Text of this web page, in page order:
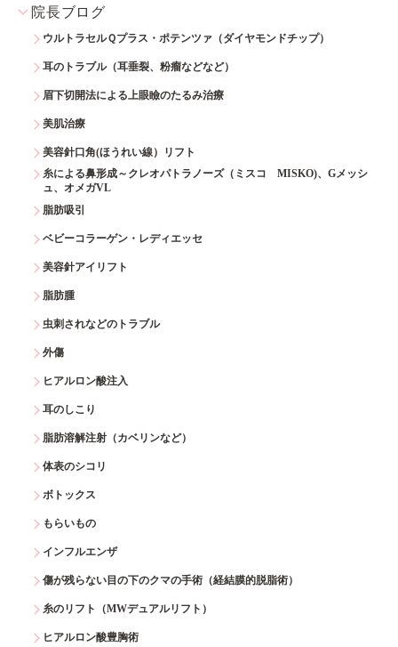
院長ブログ
ウルトラセルＱプラス・ポテンツァ（ダイヤモンドチップ）
耳のトラブル（耳垂裂、粉瘤などなど）
眉下切開法による上眼瞼のたるみ治療
美肌治療
美容針口角(ほうれい線）リフト
糸による鼻形成～クレオパトラノーズ（ミスコ MISKO)、Gメッシ
ュ、オメガVL
脂肪吸引
ベビーコラーゲン・レディエッセ
美容針アイリフト
脂肪腫
虫刺されなどのトラブル
外傷
ヒアルロン酸注入
耳のしこり
脂肪溶解注射（カベリンなど）
体表のシコリ
ボトックス
もらいもの
インフルエンザ
傷が残らない目の下のクマの手術（経結膜的脱脂術）
糸のリフト（MWデュアルリフト）
ヒアルロン酸豊胸術